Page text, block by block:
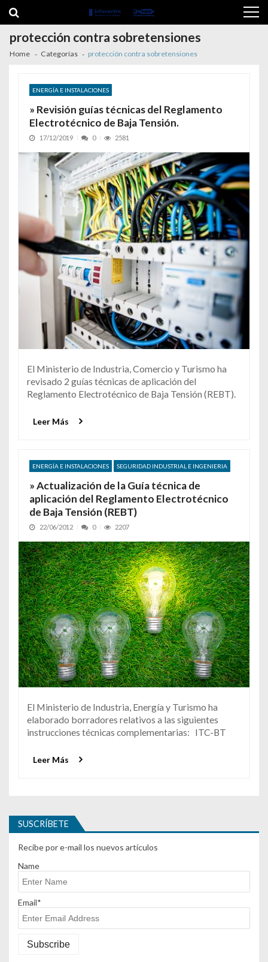
protección contra sobretensiones
Home Categorías protección contra sobretensiones
ENERGÍA E INSTALACIONES
» Revisión guías técnicas del Reglamento
Electrotécnico de Baja Tensión.
17/12/2019 0 2581
El Ministerio de Industria, Comercio y Turismo ha
revisado 2 guías técnicas de aplicación del
Reglamento Electrotécnico de Baja Tensión (REBT).
Leer Más
ENERGÍA E INSTALACIONES SEGURIDAD INDUSTRIAL E INGENIERIA
» Actualización de la Guía técnica de
aplicación del Reglamento Electrotécnico
de Baja Tensión (REBT)
22/06/2012 0 2207
El Ministerio de Industria, Energía y Turismo ha
elaborado borradores relativos a las siguientes
instrucciones técnicas complementarias: ITC-BT
Leer Más
SUSCRÍBETE
Recibe por e-mail los nuevos artículos
Name
Email*